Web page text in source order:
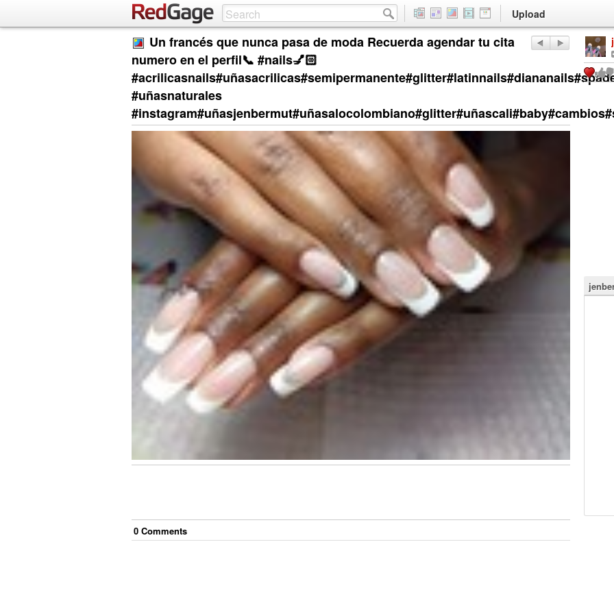
Upload
Un francés que nunca pasa de moda Recuerda agendar tu cita
numero en el perfil📞 #nails💅🏻
#uñasnaturales
0 Comments